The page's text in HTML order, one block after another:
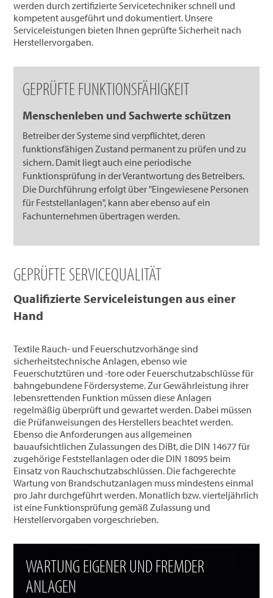
werden durch zertifizierte Servicetechniker schnell und
kompetent ausgeführt und dokumentiert. Unsere
Serviceleistungen bieten Ihnen geprüfte Sicherheit nach
Herstellervorgaben.
GEPRÜFTE FUNKTIONSFÄHIGKEIT
Menschenleben und Sachwerte schützen
Betreiber der Systeme sind verpflichtet, deren
funktionsfähigen Zustand permanent zu prüfen und zu
sichern. Damit liegt auch eine periodische
Funktionsprüfung in der Verantwortung des Betreibers.
Die Durchführung erfolgt über "Eingewiesene Personen
für Feststellanlagen", kann aber ebenso auf ein
Fachunternehmen übertragen werden.
GEPRÜFTE SERVICEQUALITÄT
Qualifizierte Serviceleistungen aus einer
Hand
Textile Rauch- und Feuerschutzvorhänge sind
sicherheitstechnische Anlagen, ebenso wie
Feuerschutztüren und -tore oder Feuerschutzabschlüsse für
bahngebundene Fördersysteme. Zur Gewährleistung ihrer
lebensrettenden Funktion müssen diese Anlagen
regelmäßig überprüft und gewartet werden. Dabei müssen
die Prüfanweisungen des Herstellers beachtet werden.
Ebenso die Anforderungen aus allgemeinen
bauaufsichtlichen Zulassungen des DiBt, die DIN 14677 für
zugehörige Feststellanlagen oder die DIN 18095 beim
Einsatz von Rauchschutzabschlüssen. Die fachgerechte
Wartung von Brandschutzanlagen muss mindestens einmal
pro Jahr durchgeführt werden. Monatlich bzw. vierteljährlich
ist eine Funktionsprüfung gemäß Zulassung und
Herstellervorgaben vorgeschrieben.
WARTUNG EIGENER UND FREMDER
ANLAGEN